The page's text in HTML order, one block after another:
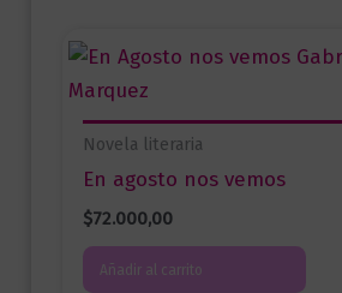
Novela literaria
En agosto nos vemos
$72.000,00
Añadir al carrito